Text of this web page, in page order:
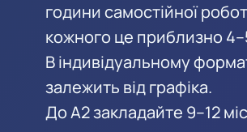
години самостійної
кожного це приблизно
В індивідуальному
залежить від графіка.
До A2 закладайте 9–12